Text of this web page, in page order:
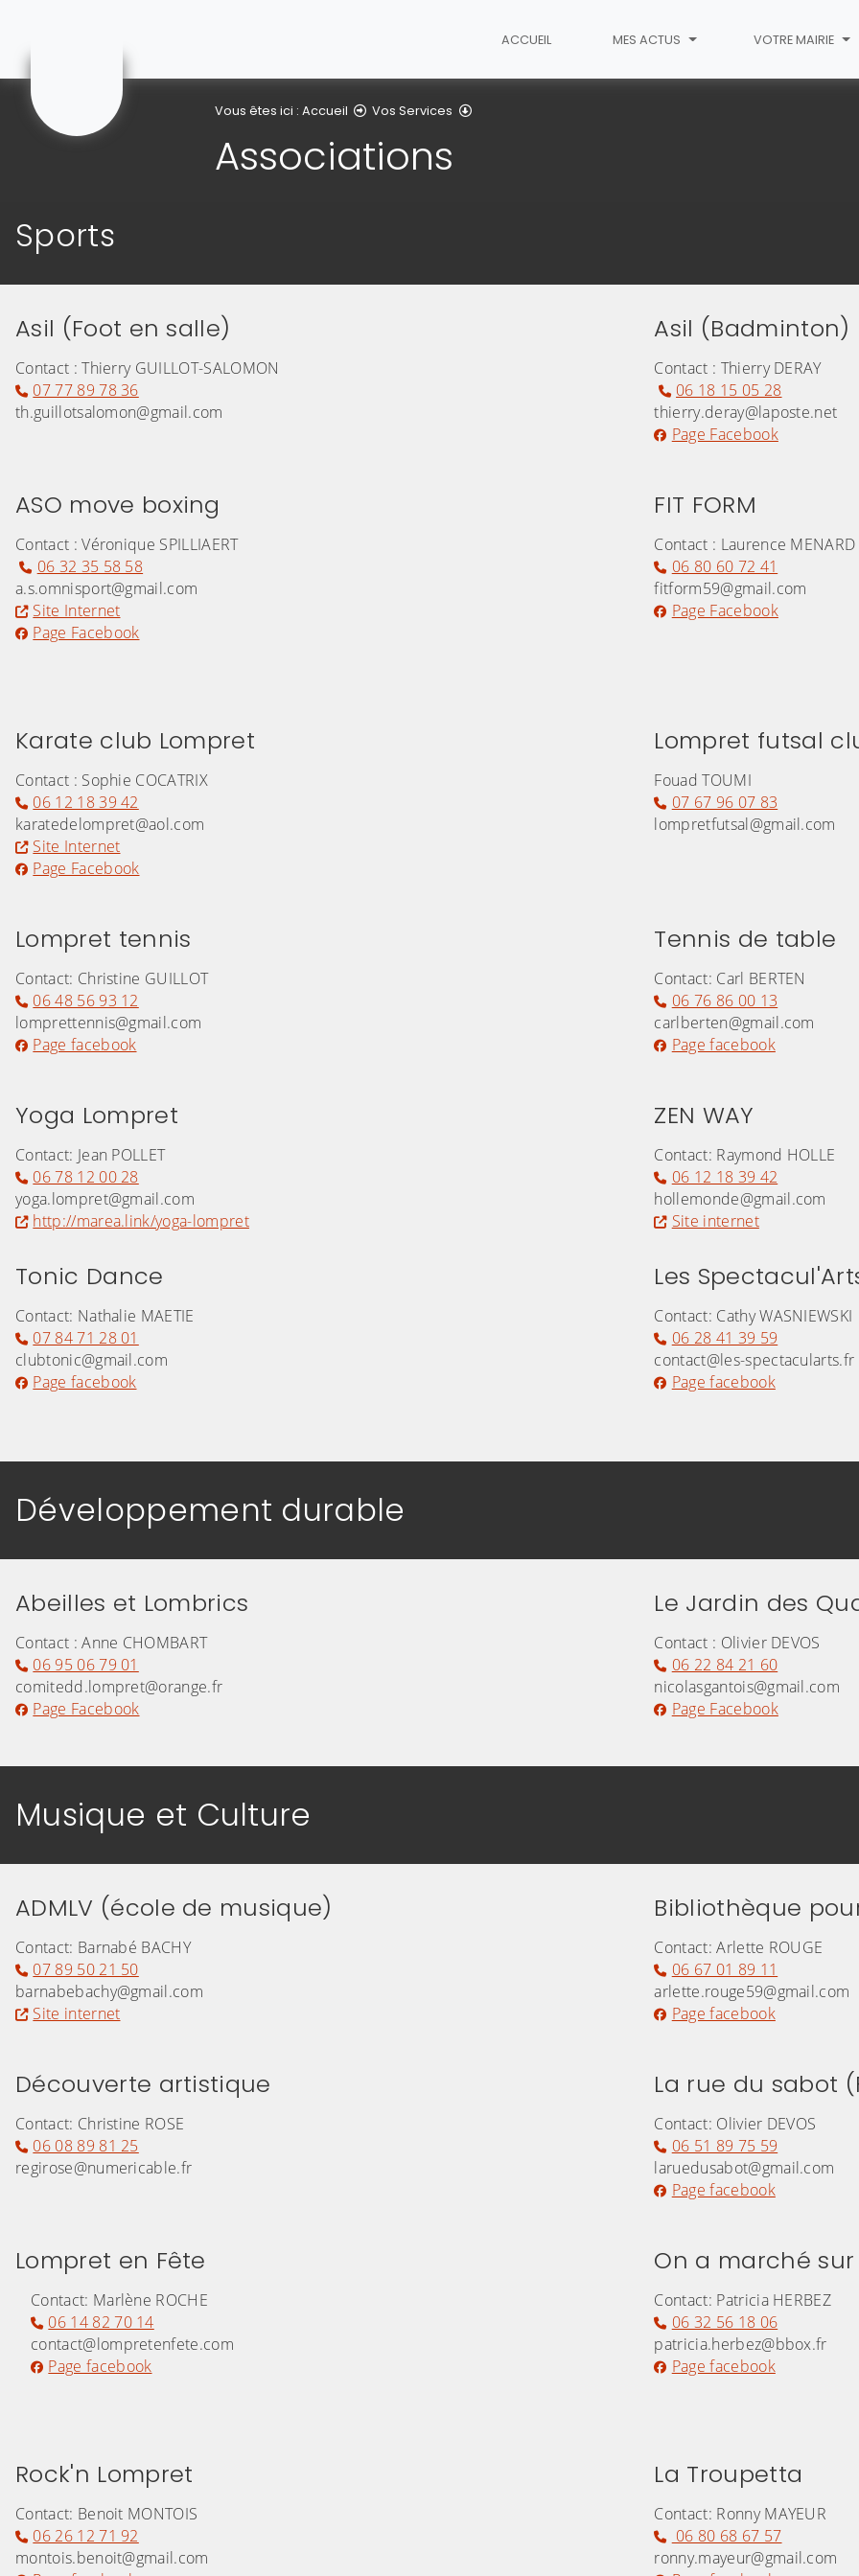
ACCUEIL MES ACTUS VOTRE MAIRIE
Vous êtes ici : Accueil Vos Services
Associations
Sports
Asil (Foot en salle)
Contact : Thierry GUILLOT-SALOMON
07 77 89 78 36
th.guillotsalomon@gmail.com
Asil (Badminton)
Contact : Thierry DERAY
06 18 15 05 28
thierry.deray@laposte.net
Page Facebook
ASO move boxing
Contact : Véronique SPILLIAERT
06 32 35 58 58
a.s.omnisport@gmail.com
Site Internet
Page Facebook
FIT FORM
Contact : Laurence MENARD
06 80 60 72 41
fitform59@gmail.com
Page Facebook
Karate club Lompret
Contact : Sophie COCATRIX
06 12 18 39 42
karatedelompret@aol.com
Site Internet
Page Facebook
Lompret futsal
Fouad TOUMI
07 67 96 07 83
lompretfutsal@gmail.com
Lompret tennis
Contact: Christine GUILLOT
06 48 56 93 12
lomprettennis@gmail.com
Page facebook
Tennis de table
Contact: Carl BERTEN
06 76 86 00 13
carlberten@gmail.com
Page facebook
Yoga Lompret
Contact: Jean POLLET
06 78 12 00 28
yoga.lompret@gmail.com
http://marea.link/yoga-lompret
Tonic Dance
Contact: Nathalie MAETIE
07 84 71 28 01
clubtonic@gmail.com
Page facebook
ZEN WAY
Contact: Raymond HOLLE
06 12 18 39 42
hollemonde@gmail.com
Site internet
Les
Contact: Cathy WASNIEWSKI
06 28 41 39 59
contact@les-spectacularts.fr
Page facebook
Développement durable
Abeilles et Lombrics
Contact : Anne CHOMBART
06 95 06 79 01
comitedd.lompret@orange.fr
Page Facebook
Le Jardin des
Contact : Olivier DEVOS
06 22 84 21 60
nicolasgantois@gmail.com
Page Facebook
Musique et Culture
ADMLV (école de musique)
Contact: Barnabé BACHY
07 89 50 21 50
barnabebachy@gmail.com
Site internet
Bibliothèque
Contact: Arlette ROUGE
06 67 01 89 11
arlette.rouge59@gmail.com
Page facebook
Découverte artistique
Contact: Christine ROSE
06 08 89 81 25
regirose@numericable.fr
La rue du sabot
Contact: Olivier DEVOS
06 51 89 75 59
laruedusabot@gmail.com
Page facebook
Lompret en Fête
Contact: Marlène ROCHE
06 14 82 70 14
contact@lompretenfete.com
Page facebook
On a marché
Contact: Patricia HERBEZ
06 32 56 18 06
patricia.herbez@bbox.fr
Page facebook
Rock'n Lompret
Contact: Benoit MONTOIS
06 26 12 71 92
montois.benoit@gmail.com
La Troupetta
Contact: Ronny MAYEUR
06 80 68 67 57
ronny.mayeur@gmail.com